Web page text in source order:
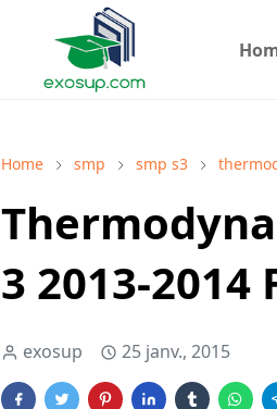
Home smp smp s3
3 2013-2014
exosup 25 janv., 2015